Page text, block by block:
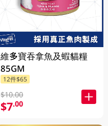
維多寶吞拿魚及蝦貓糧
85GM
12件$65
$10.00
$7.00